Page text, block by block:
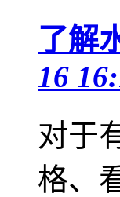
了解
16
对于
格、